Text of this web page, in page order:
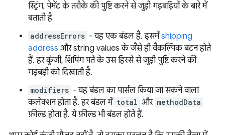
स्ट्रिंग, पेमेंट के तरीके की पुष्टि करने से जुड़ी गड़बड़ियों के बारे में
बताती है
addressErrors - यह एक बंडल है. इसमेंshipping
address और string values के जैसे ही वैकल्पिक बटन होते
हैं. हर कुंजी, शिपिंग पते के उस हिस्से से जुड़ी पुष्टि करने की
गड़बड़ी को दिखाती है.
modifiers - यह बंडल का पार्सल किया जा सकने वाला
कलेक्शन होता है. हर बंडल में total और methodData
फ़ील्ड होता है. ये फ़ील्ड भी बंडल होते हैं.